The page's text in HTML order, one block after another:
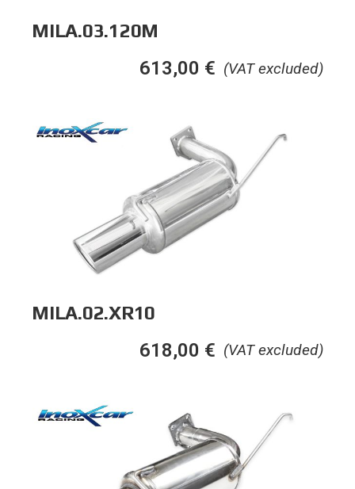
MILA.03.120M
(VAT excluded)
613,00 €
MILA.02.XR10
(VAT excluded)
618,00 €